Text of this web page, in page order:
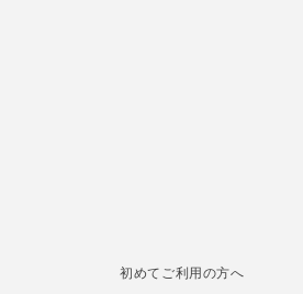
初めてご利用の方へ